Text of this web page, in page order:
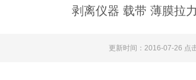
剥离仪器 载带 薄膜拉
更新时间：2016-07-26 点